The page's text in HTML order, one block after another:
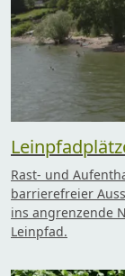
Rast- und
barrierefreier
ins angrenzende
Leinpfad.